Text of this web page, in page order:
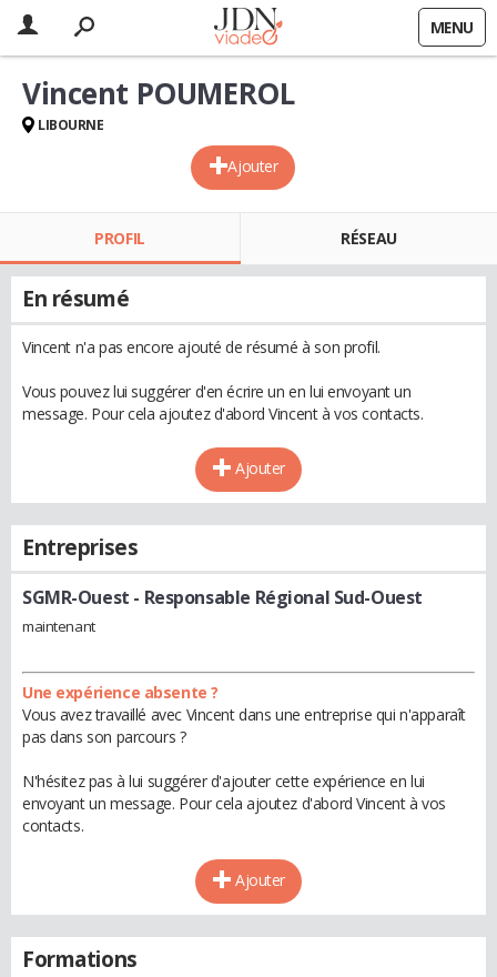
MENU
Ajouter
Vincent POUMEROL
LIBOURNE
PROFIL RÉSEAU
En résumé
Vincent n'a pas encore ajouté de résumé à son profil.
Vous pouvez lui suggérer d'en écrire un en lui envoyant un
message. Pour cela ajoutez d'abord Vincent à vos contacts.
Ajouter
Entreprises
SGMR-Ouest - Responsable Régional Sud-Ouest
maintenant
Une expérience absente ?
Vous avez travaillé avec Vincent dans une entreprise qui n'apparaît
pas dans son parcours ?
N'hésitez pas à lui suggérer d'ajouter cette expérience en lui
envoyant un message. Pour cela ajoutez d'abord Vincent à vos
contacts.
Ajouter
Formations